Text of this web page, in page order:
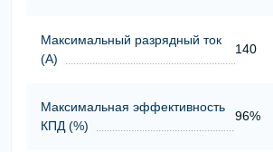
Максимальный разрядный ток
(А)
140
Максимальная эффективность
КПД (%)
96%